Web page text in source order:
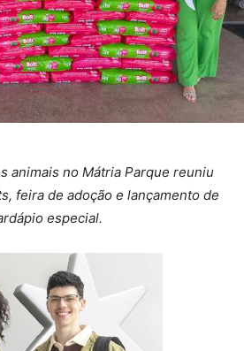
animais no Mátria Parque reuniu
feira de adoção e lançamento de
especial.